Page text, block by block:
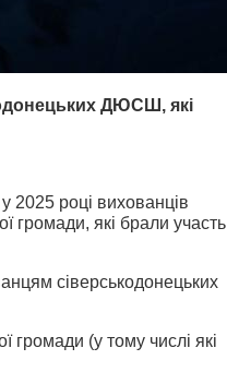
ДЮСШ, які
2025 році вихованців
громади, які брали участь
сіверськодонецьких
громади (у тому числі які